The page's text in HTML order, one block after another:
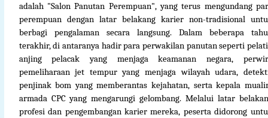
adalah "Salon Panutan Perempuan", yang terus mengundang
perempuan dengan latar belakang karier non-tradisional
berbagi pengalaman secara langsung. Dalam beberapa
terakhir, di antaranya hadir para perwakilan panutan seperti
anjing pelacak yang menjaga keamanan negara,
pemeliharaan jet tempur yang menjaga wilayah udara,
penjinak bom yang memberantas kejahatan, serta kepala
armada CPC yang mengarungi gelombang. Melalui latar
profesi dan pengembangan karier mereka, peserta didorong